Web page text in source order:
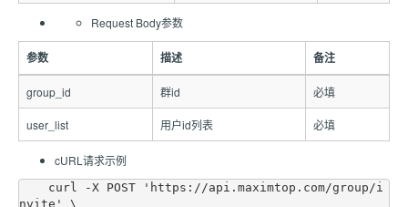
Request Body参数
参数 描述 备注
group_id 群id 必填
user_list 用户id列表 必填
cURL请求示例
nvite' \